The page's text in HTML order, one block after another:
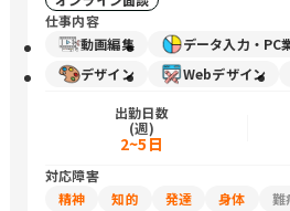
仕事内容
動画編集
データ入力・PC
デザイン
Webデザイン
出勤日数
(週)
2~5日
対応障害
精神
知的 発達 身体 難